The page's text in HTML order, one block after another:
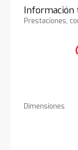
Información
Prestaciones,
Dimensiones